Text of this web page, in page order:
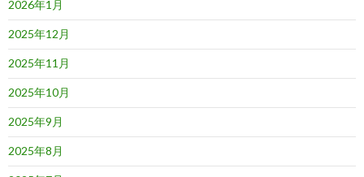
2026年1月
2025年12月
2025年11月
2025年10月
2025年9月
2025年8月